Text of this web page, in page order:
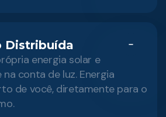
Distribuída
energia solar e
conta de luz. Energia
de você, diretamente para o